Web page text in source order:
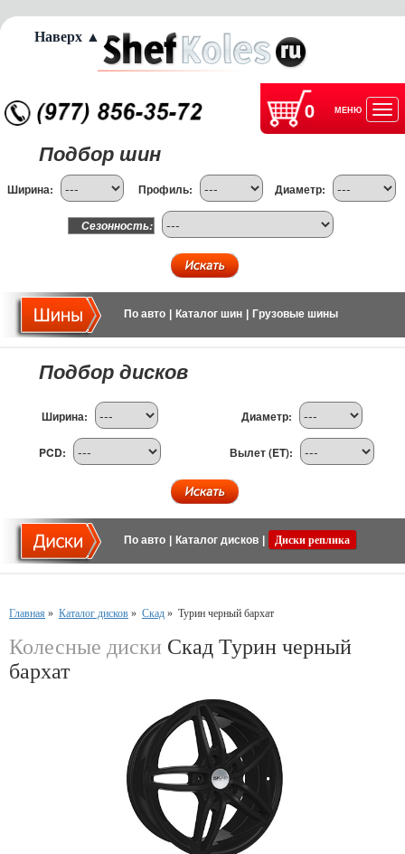
0 МЕНЮ
Подбор шин
Ширина: Профиль: Диаметр:
Сезонность:
По авто Каталог шин Грузовые шины
Подбор дисков
Ширина: Диаметр:
PCD: Вылет (ET):
По авто Каталог дисков Диски реплика
Главная » Каталог дисков » Скад » Турин черный бархат
Колесные диски Скад Турин черный
бархат
Наверх ▲